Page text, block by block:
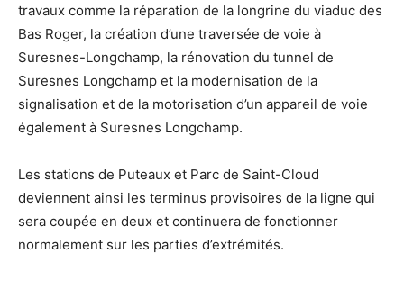
travaux comme la réparation de la longrine du viaduc des
Bas Roger, la création d’une traversée de voie à
Suresnes-Longchamp, la rénovation du tunnel de
Suresnes Longchamp et la modernisation de la
signalisation et de la motorisation d’un appareil de voie
également à Suresnes Longchamp.
Les stations de Puteaux et Parc de Saint-Cloud
deviennent ainsi les terminus provisoires de la ligne qui
sera coupée en deux et continuera de fonctionner
normalement sur les parties d’extrémités.